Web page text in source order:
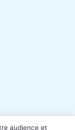
audience et